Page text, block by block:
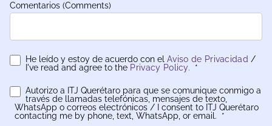
Comentarios (Comments)
He leído y estoy de acuerdo con el Aviso de Privacidad /
I've read and agree to the Privacy Policy. *
Autorizo a ITJ Querétaro para que se comunique conmigo a
través de llamadas telefónicas, mensajes de texto,
WhatsApp o correos electrónicos / I consent to ITJ Querétaro
contacting me by phone, text, WhatsApp, or email.
*